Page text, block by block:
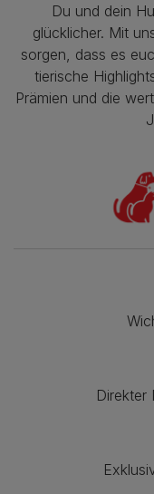
Du und dein
glücklicher. Mit
sorgen, dass es
tierische
Prämien und die
Direkter